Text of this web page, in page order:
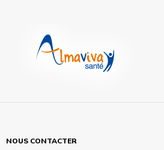
NOUS CONTACTER